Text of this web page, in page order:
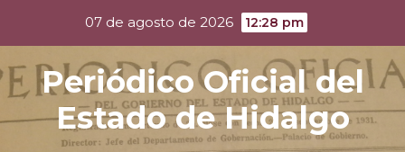
content
07 de agosto de 2026 12:28 pm
Periódico Oficial del
Estado de Hidalgo